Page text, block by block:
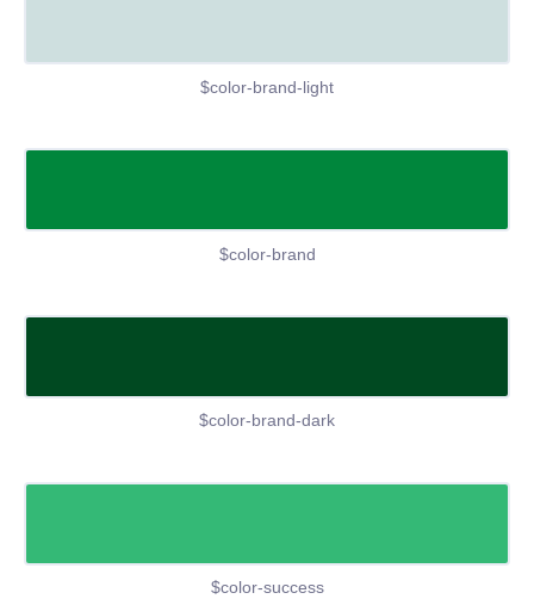
$color-brand-light
$color-brand
$color-brand-dark
$color-success